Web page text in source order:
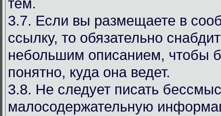
3.7. Если вы размещаете в
ссылку, то обязательно
небольшим описанием, чтобы
понятно, куда она ведет.
3.8. Не следует писать
малосодержательную